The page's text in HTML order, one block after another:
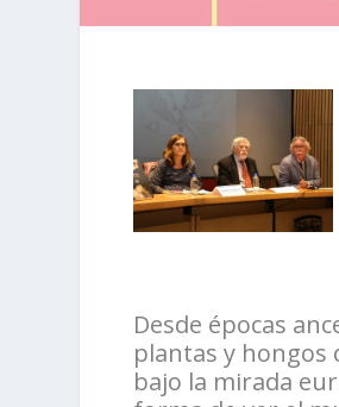
Desde épocas
plantas y hongos
bajo la mirada